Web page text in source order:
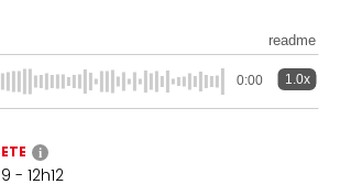
readme
0:00 1.0x
i
- 12h12